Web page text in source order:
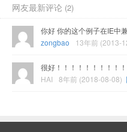
网友最新评论 (2)
你好 你的这个例子在IE中
zongbao
13年前 (2013-
很好！！！！！！！！！
HAI
8年前 (2018-08-08)